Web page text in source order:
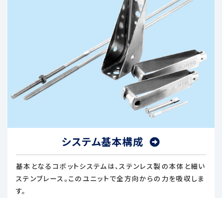
システム基本構成
基本となるコボットシステムは、ステンレス製の本体と細い
ステンブレース。このユニットで全方向からの力を吸収しま
す。